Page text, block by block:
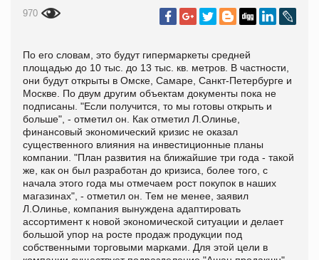
970
По его словам, это будут гипермаркеты средней
площадью до 10 тыс. до 13 тыс. кв. метров. В частности,
они будут открыты в Омске, Самаре, Санкт-Петербурге и
Москве. По двум другим объектам документы пока не
подписаны. "Если получится, то мы готовы открыть и
больше", - отметил он. Как отметил Л.Олинье,
финансовый экономический кризис не оказал
существенного влияния на инвестиционные планы
компании. "План развития на ближайшие три года - такой
же, как он был разработан до кризиса, более того, с
начала этого года мы отмечаем рост покупок в наших
магазинах", - отметил он. Тем не менее, заявил
Л.Олинье, компания вынуждена адаптировать
ассортимент к новой экономической ситуации и делает
большой упор на росте продаж продукции под
собственными торговыми марками. Для этой цели в